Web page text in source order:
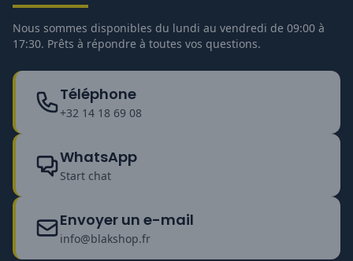
Nous sommes disponibles du lundi au vendredi de 09:00 à
17:30. Prêts à répondre à toutes vos questions.
Téléphone
+32 14 18 69 08
WhatsApp
Start chat
Envoyer un e-mail
info@blakshop.fr